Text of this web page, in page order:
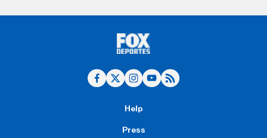
Help
Press